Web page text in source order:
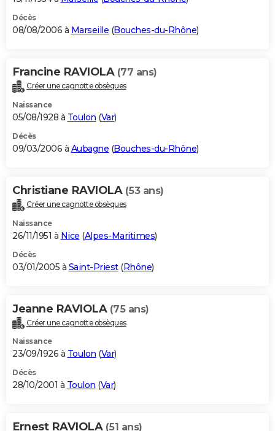
Décès
08/08/2006 à Marseille (Bouches-du-Rhône)
Francine RAVIOLA (77 ans)
Créer une cagnotte obsèques
Naissance
05/08/1928 à Toulon (Var)
Décès
09/03/2006 à Aubagne (Bouches-du-Rhône)
Christiane RAVIOLA (53 ans)
Créer une cagnotte obsèques
Naissance
26/11/1951 à Nice (Alpes-Maritimes)
Décès
03/01/2005 à Saint-Priest(Rhône)
Jeanne RAVIOLA (75 ans)
Créer une cagnotte obsèques
Naissance
23/09/1926 à Toulon (Var)
Décès
28/10/2001 à Toulon (Var)
Ernest RAVIOLA (51 ans)